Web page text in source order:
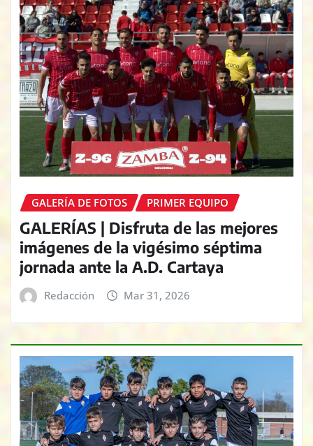
GALERÍA DE FOTOS PRIMER EQUIPO
GALERÍAS | Disfruta de las mejores
imágenes de la vigésimo séptima
jornada ante la A.D. Cartaya
Redacción Mar 31, 2026